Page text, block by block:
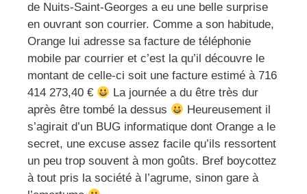
de Nuits-Saint-Georges a eu une belle surprise
en ouvrant son courrier. Comme a son habitude,
Orange lui adresse sa facture de téléphonie
mobile par courrier et c’est la qu’il découvre le
montant de celle-ci soit une facture estimé à 716
414 273,40 €
La journée a du être très dur
après être tombé la dessus
Heureusement il
s’agirait d’un BUG informatique dont Orange a le
secret, une excuse assez facile qu’ils ressortent
un peu trop souvent à mon goûts. Bref boycottez
à tout pris la société à l’agrume, sinon gare à